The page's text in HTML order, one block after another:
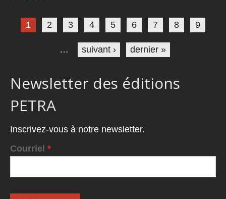
Pages
1 2 3 4 5 6 7 8 9
… suivant › dernier »
Newsletter des éditions
PETRA
Inscrivez-vous à notre newsletter.
Courriel *